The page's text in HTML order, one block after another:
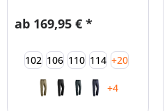
ab 169,95 € *
102 106 110 114 +20
+4